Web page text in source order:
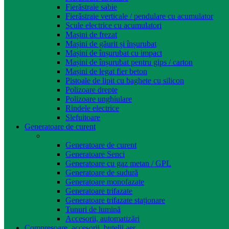
Fierăstraie sabie
Fierăstraie verticale / pendulare cu acumulator
Scule electrice cu acumulatori
Mașini de frezat
Mașini de găurit și înșurubat
Mașini de înșurubat cu impact
Mașini de înșurubat pentru gips / carton
Mașini de legat fier beton
Pistoale de lipit cu baghete cu silicon
Polizoare drepte
Polizoare unghiulare
Rindele electrice
Slefuitoare
Generatoare de curent
Generatoare de curent
Generatoare Senci
Generatoare cu gaz metan / GPL
Generatoare de sudură
Generatoare monofazate
Generatoare trifazate
Generatoare trifazate staționare
Tunuri de lumină
Accesorii, automatizări